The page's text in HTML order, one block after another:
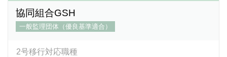
協同組合GSH
一般監理団体（優良基準適合）
2号移行対応職種